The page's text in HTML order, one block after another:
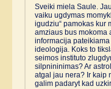
Sveiki miela Saule.
vaiku ugdymas
igudziu“ pamokas kur
amziaus bus mokoma
informacija
ideologija. Koks to
seimos instituto
silpnininimas? Ar
atgal jau nera? Ir kaip
galim padaryt kad